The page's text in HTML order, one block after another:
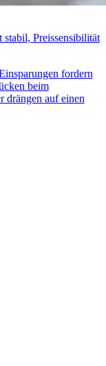
Preissensibilität
fordern
beim
drängen auf einen